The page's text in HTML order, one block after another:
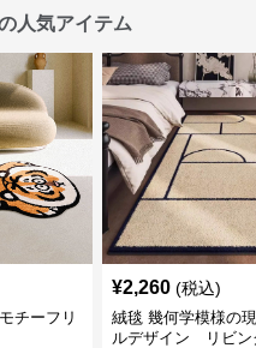
人気アイテム
チーフリ
¥2,260 (税込)
絨毯 幾何学模様の
ルデザイン リビン